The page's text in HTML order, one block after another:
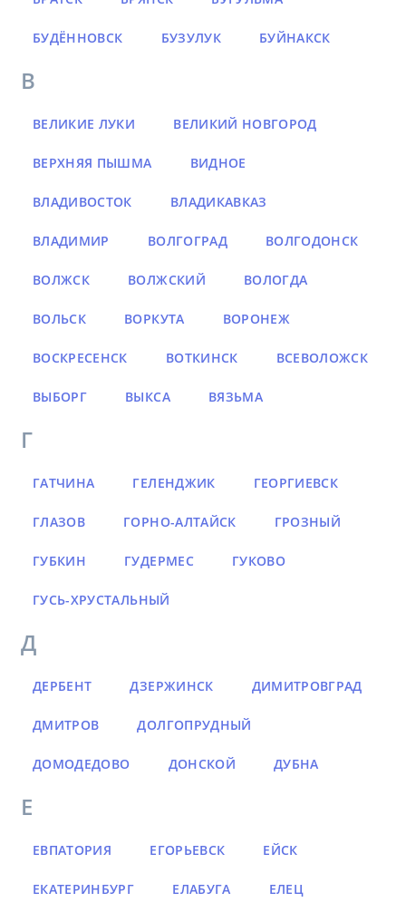
БУДЁННОВСК БУЗУЛУК БУЙНАКСК
В
ВЕЛИКИЕ ЛУКИ ВЕЛИКИЙ НОВГОРОД
ВЕРХНЯЯ ПЫШМА ВИДНОЕ
ВЛАДИВОСТОК ВЛАДИКАВКАЗ
ВЛАДИМИР ВОЛГОГРАД ВОЛГОДОНСК
ВОЛЖСК ВОЛЖСКИЙ ВОЛОГДА
ВОЛЬСК ВОРКУТА ВОРОНЕЖ
ВОСКРЕСЕНСК ВОТКИНСК ВСЕВОЛОЖСК
ВЫБОРГ ВЫКСА ВЯЗЬМА
Г
ГАТЧИНА ГЕЛЕНДЖИК ГЕОРГИЕВСК
ГЛАЗОВ ГОРНО-АЛТАЙСК ГРОЗНЫЙ
ГУБКИН ГУДЕРМЕС ГУКОВО
ГУСЬ-ХРУСТАЛЬНЫЙ
Д
ДЕРБЕНТ ДЗЕРЖИНСК ДИМИТРОВГРАД
ДМИТРОВ ДОЛГОПРУДНЫЙ
ДОМОДЕДОВО ДОНСКОЙ ДУБНА
Е
ЕВПАТОРИЯ ЕГОРЬЕВСК ЕЙСК
ЕКАТЕРИНБУРГ ЕЛАБУГА ЕЛЕЦ